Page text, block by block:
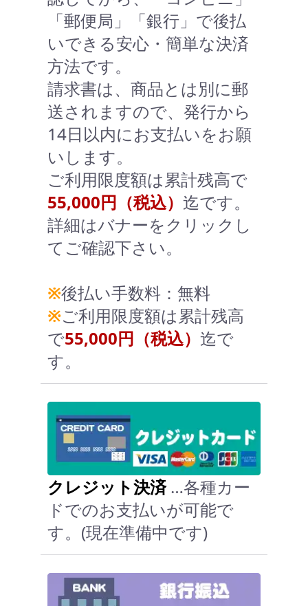
「郵便局」「銀行」で後払
いできる安心・簡単な決済
方法です。
請求書は、商品とは別に郵
送されますので、発行から
14日以内にお支払いをお願
いします。
ご利用限度額は累計残高で
55,000円（税込） 迄です。
詳細はバナーをクリックし
てご確認下さい。
※後払い手数料：無料
※ご利用限度額は累計残高
で55,000円（税込） 迄で
す。
クレジット決済…各種カー
ドでのお支払いが可能で
す。(現在準備中です)